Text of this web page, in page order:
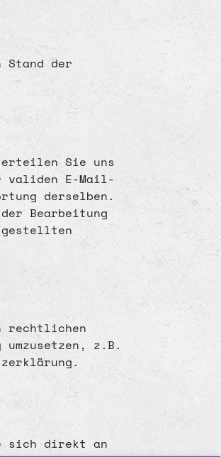
Stand der
Sie uns
validen E-Mail-
derselben.
Bearbeitung
gestellten
rechtlichen
z.B.
sich direkt an